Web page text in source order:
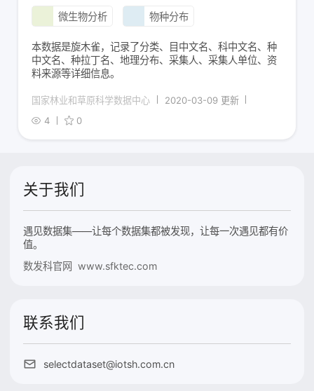
微生物分析 物种分布
本数据是旋木雀，记录了分类、目中文名、科中文名、种
中文名、种拉丁名、地理分布、采集人、采集人单位、资
料来源等详细信息。
国家林业和草原科学数据中心
2020-03-09 更新
4
0
关于我们
遇见数据集——让每个数据集都被发现，让每一次遇见都有价
值。
数发科官网 www.sfktec.com
联系我们
selectdataset@iotsh.com.cn